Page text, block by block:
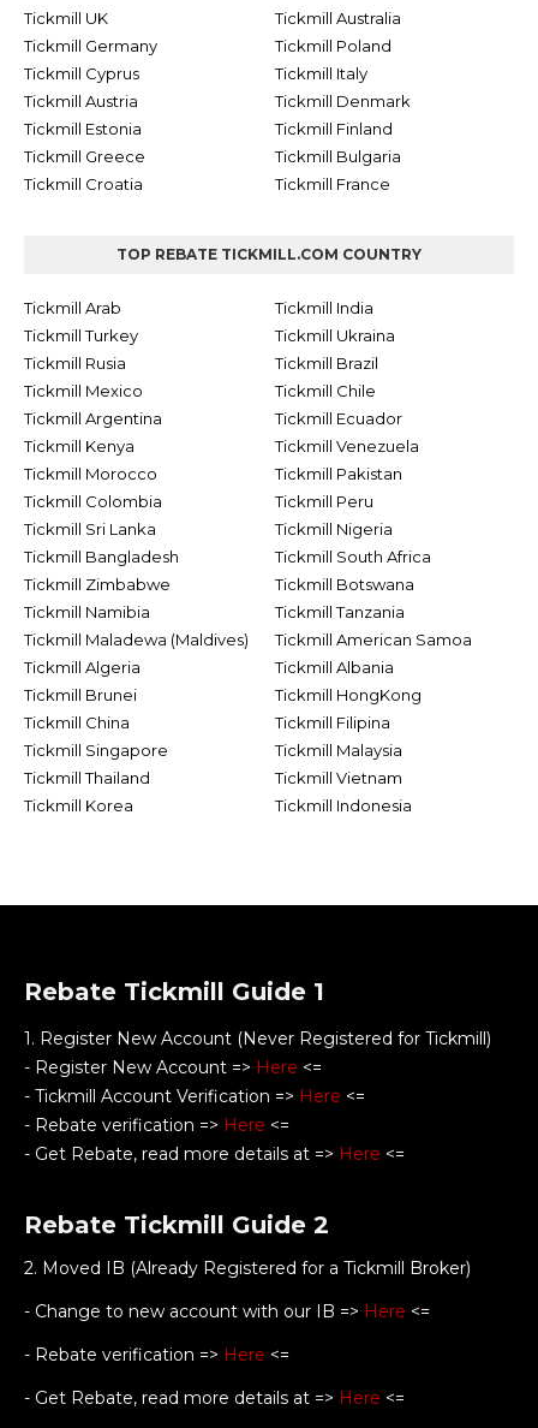
Tickmill UK
Tickmill Australia
Tickmill Germany
Tickmill Poland
Tickmill Cyprus
Tickmill Italy
Tickmill Austria
Tickmill Denmark
Tickmill Estonia
Tickmill Finland
Tickmill Greece
Tickmill Bulgaria
Tickmill Croatia
Tickmill France
TOP REBATE TICKMILL.COM COUNTRY
Tickmill Arab
Tickmill India
Tickmill Turkey
Tickmill Ukraina
Tickmill Rusia
Tickmill Brazil
Tickmill Mexico
Tickmill Chile
Tickmill Argentina
Tickmill Ecuador
Tickmill Kenya
Tickmill Venezuela
Tickmill Morocco
Tickmill Pakistan
Tickmill Colombia
Tickmill Peru
Tickmill Sri Lanka
Tickmill Nigeria
Tickmill Bangladesh
Tickmill South Africa
Tickmill Zimbabwe
Tickmill Botswana
Tickmill Namibia
Tickmill Tanzania
Tickmill Maladewa (Maldives)
Tickmill American Samoa
Tickmill Algeria
Tickmill Albania
Tickmill Brunei
Tickmill HongKong
Tickmill China
Tickmill Filipina
Tickmill Singapore
Tickmill Malaysia
Tickmill Thailand
Tickmill Vietnam
Tickmill Korea
Tickmill Indonesia
Rebate Tickmill Guide 1
1. Register New Account (Never Registered for Tickmill)
- Register New Account => Here <=
- Tickmill Account Verification => Here <=
- Rebate verification => Here <=
- Get Rebate, read more details at => Here <=
Rebate Tickmill Guide 2
2. Moved IB (Already Registered for a Tickmill Broker)
- Change to new account with our IB => Here <=
- Rebate verification => Here <=
- Get Rebate, read more details at => Here <=